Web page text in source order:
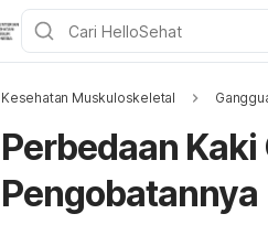
Kesehatan Muskuloskeletal
Perbedaan
Pengobatannya